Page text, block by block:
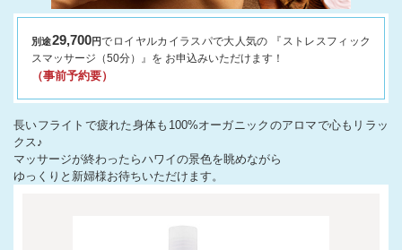
別途29,700円でロイヤルカイラスパで大人気の
『ストレスフィック
スマッサージ（50分）』を お申込みいただけます！
（事前予約要）
長いフライトで疲れた身体も100%オーガニックのアロマで心もリラッ
クス♪
マッサージが終わったらハワイの景色を眺めながら
ゆっくりと新婦様お待ちいただけます。